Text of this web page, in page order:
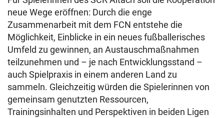
neue Wege eröffnen: Durch die enge
Zusammenarbeit mit dem FCN entstehe die
Möglichkeit, Einblicke in ein neues fußballerisches
Umfeld zu gewinnen, an Austauschmaßnahmen
teilzunehmen und – je nach Entwicklungsstand –
auch Spielpraxis in einem anderen Land zu
sammeln. Gleichzeitig würden die Spielerinnen von
gemeinsam genutzten Ressourcen,
Trainingsinhalten und Perspektiven in beiden Ligen